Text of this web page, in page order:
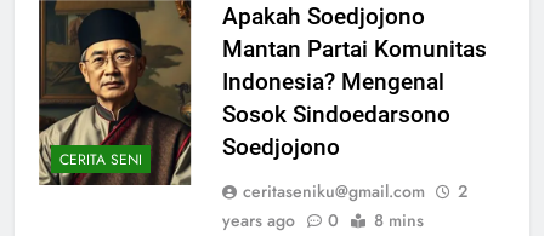
CERITA SENI
Apakah Soedjojono
Mantan Partai Komunitas
Indonesia? Mengenal
Sosok Sindoedarsono
Soedjojono
ceritaseniku@gmail.com
2
years ago
0 8 mins